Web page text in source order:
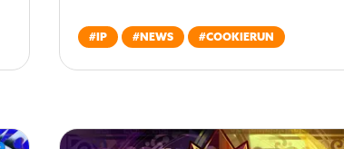
#IP #NEWS #COOKIERUN